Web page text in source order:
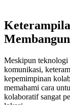
Meskipun teknologi
komunikasi,
kepemimpinan
memahami cara
kolaboratif sangat